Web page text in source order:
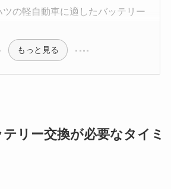
ツの軽自動車に適したバッテリー
もっと見る
リー交換が必要なタイミ